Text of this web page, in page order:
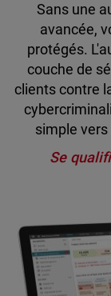
Sans une
avancée,
protégés.
couche de
clients contre
simple
Se